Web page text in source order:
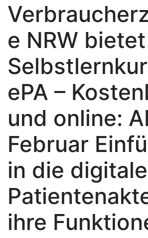
e NRW bietet
ePA –
und online:
Februar
in die digitale
ihre